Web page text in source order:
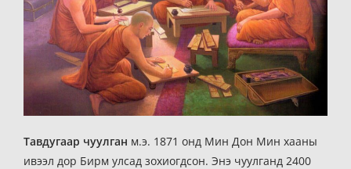
Тавдугаар чуулган м.э. 1871 онд Мин Дон Мин хааны
ивээл дор Бирм улсад зохиогдсон. Энэ чуулганд 2400